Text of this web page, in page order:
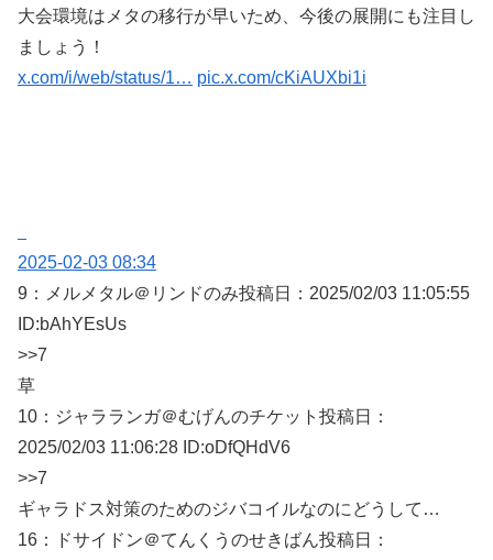
大会環境はメタの移行が早いため、今後の展開にも注目し
ましょう！
x.com/i/web/status/1… pic.x.com/cKiAUXbi1i
2025-02-03 08:34
9：
メルメタル＠リンドのみ投稿日：2025/02/03 11:05:55
ID:bAhYEsUs
>>7
草
10： ジャラランガ＠むげんのチケット 投稿日：
2025/02/03 11:06:28 ID:oDfQHdV6
>>7
ギャラドス対策のためのジバコイルなのにどうして…
16：
ドサイドン＠てんくうのせきばん投稿日：